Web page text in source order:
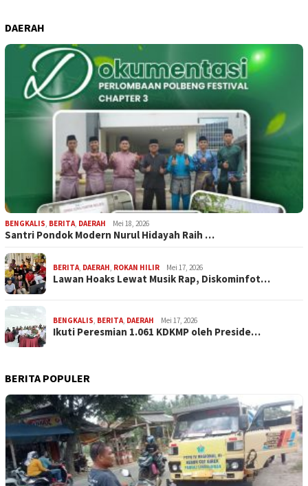
DAERAH
BENGKALIS BERITA DAERAH Mei 18, 2026
Santri Pondok Modern Nurul Hidayah Raih …
BERITA DAERAH ROKAN HILIR Mei 17, 2026
Lawan Hoaks Lewat Musik Rap, Diskominfot…
BENGKALIS BERITA DAERAH Mei 17, 2026
Ikuti Peresmian 1.061 KDKMP oleh Preside…
BERITA POPULER